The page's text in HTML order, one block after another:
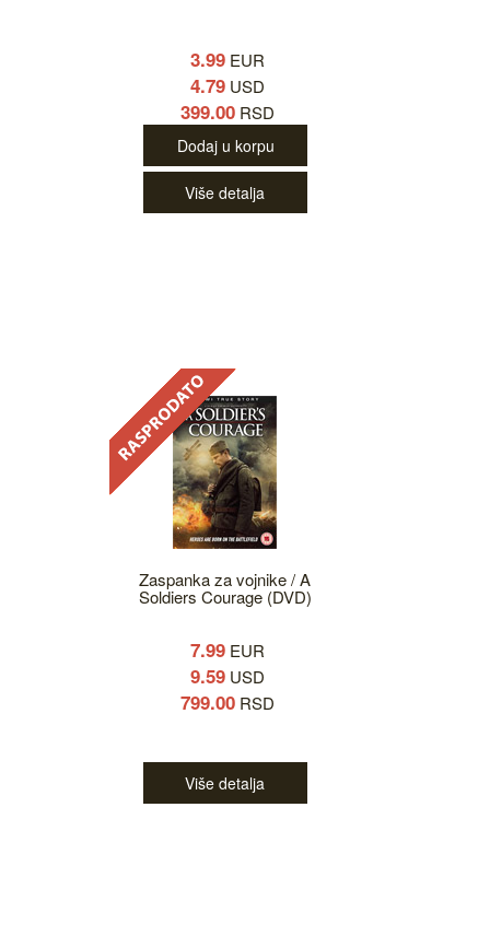
3.99 EUR
4.79 USD
399.00 RSD
Dodaj u korpu
Više detalja
Zaspanka za vojnike / A
Soldiers Courage (DVD)
7.99 EUR
9.59 USD
799.00 RSD
Više detalja